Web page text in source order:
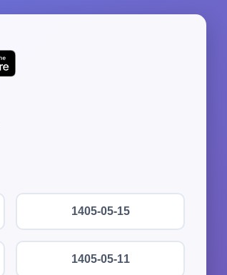
1405-05-15
1405-05-11